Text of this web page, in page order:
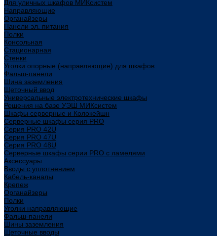
Для уличных шкафов МИКсистем
Направляющие
Органайзеры
Панели эл. питания
Полки
Консольная
Стационарная
Стенки
Уголки опорные (направляющие) для шкафов
Фальш-панели
Шина заземления
Щеточный ввод
Универсальные электротехнические шкафы
Решения на базе УЭШ МИКсистем
Шкафы серверные и Колокейшн
Серверные шкафы серия PRO
Серия PRO 42U
Серия PRO 47U
Серия PRO 48U
Серверные шкафы серии PRO с ламелями
Аксессуары
Вводы с уплотнением
Кабель-каналы
Крепеж
Органайзеры
Полки
Уголки направляющие
Фальш-панели
Шины заземления
Щеточные вводы